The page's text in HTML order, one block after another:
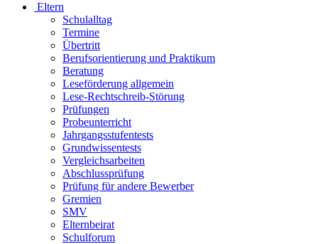
Eltern
Schulalltag
Termine
Übertritt
Berufsorientierung und Praktikum
Beratung
Leseförderung allgemein
Lese-Rechtschreib-Störung
Prüfungen
Probeunterricht
Jahrgangsstufentests
Grundwissentests
Vergleichsarbeiten
Abschlussprüfung
Prüfung für andere Bewerber
Gremien
SMV
Elternbeirat
Schulforum